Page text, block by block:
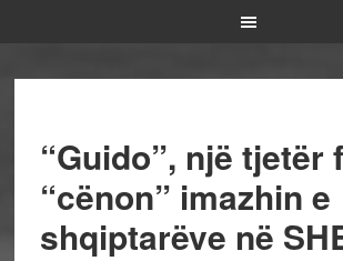
“Guido”, një tjetër
“cënon” imazhin e
shqiptarëve në